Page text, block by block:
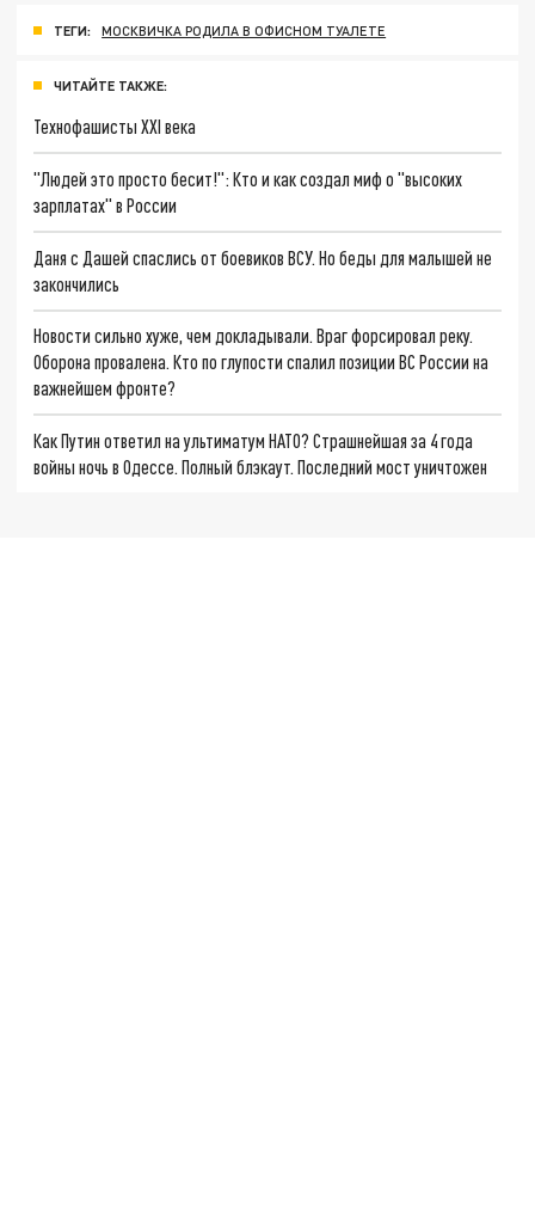
ТЕГИ: МОСКВИЧКА РОДИЛА В ОФИСНОМ ТУАЛЕТЕ
ЧИТАЙТЕ ТАКЖЕ:
Технофашисты XXI века
"Людей это просто бесит!": Кто и как создал миф о "высоких
зарплатах" в России
Даня с Дашей спаслись от боевиков ВСУ. Но беды для малышей не
закончились
Новости сильно хуже, чем докладывали. Враг форсировал реку.
Оборона провалена. Кто по глупости спалил позиции ВС России на
важнейшем фронте?
Как Путин ответил на ультиматум НАТО? Страшнейшая за 4 года
войны ночь в Одессе. Полный блэкаут. Последний мост уничтожен